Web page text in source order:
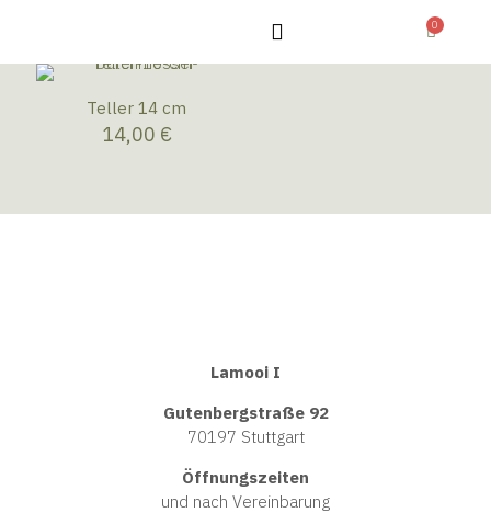
0
Teller 14 cm
14,00 €
Lamooi I
Gutenbergstraße 92
70197 Stuttgart
Öffnungszeiten
und nach Vereinbarung